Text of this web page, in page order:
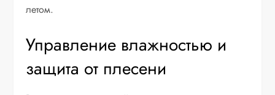
летом.
Управление влажностью и
защита от плесени